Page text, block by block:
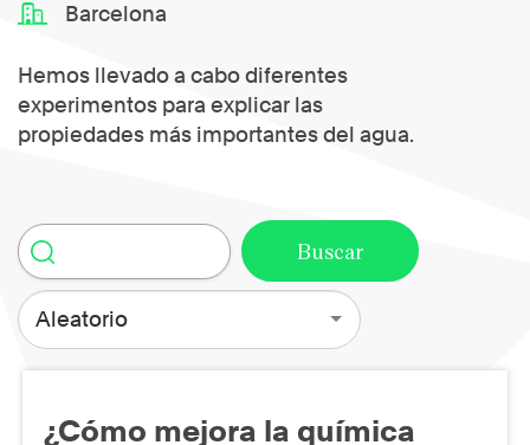
Barcelona
Hemos llevado a cabo diferentes
experimentos para explicar las
propiedades más importantes del agua.
Aleatorio
¿Cómo mejora la química